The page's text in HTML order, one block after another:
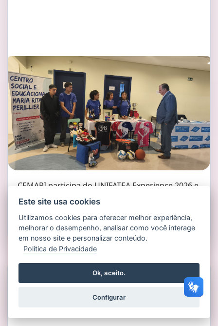
CEMARI participa do UNIFATEA Experience 2026 e
apresenta suas ações à comunidade
05/06/2026
Este site usa cookies
Utilizamos cookies para oferecer melhor experiência,
melhorar o desempenho, analisar como você interage
em nosso site e personalizar conteúdo.
Política de Privacidade
Ok, aceito.
Configurar